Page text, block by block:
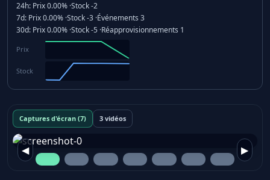
24h: Prix0.00% ·Stock-2
7d: Prix0.00% ·Stock-3 ·Événements 3
30d: Prix0.00% ·Stock-5 ·Réapprovisionnements 1
Prix
Stock
Captures d'écran (7) 3 vidéos
◀ ▶